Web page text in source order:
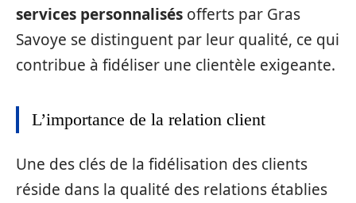
services personnalisés offerts par Gras
Savoye se distinguent par leur qualité, ce qui
contribue à fidéliser une clientèle exigeante.
L’importance de la relation client
Une des clés de la fidélisation des clients
réside dans la qualité des relations établies